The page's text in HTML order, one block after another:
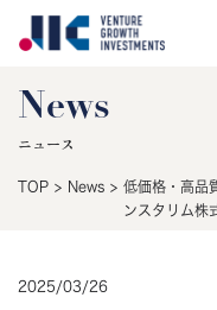
News
ニュース
TOP > News > 低価格・高品
ンスタリム株
2025/03/26